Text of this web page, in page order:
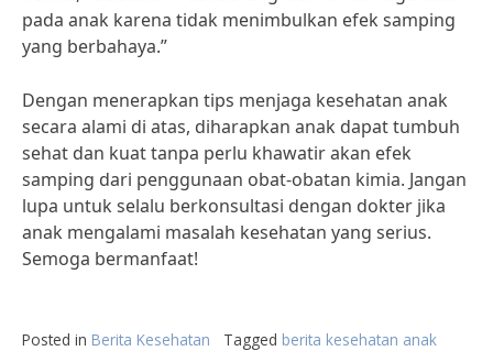
pada anak karena tidak menimbulkan efek samping
yang berbahaya.”
Dengan menerapkan tips menjaga kesehatan anak
secara alami di atas, diharapkan anak dapat tumbuh
sehat dan kuat tanpa perlu khawatir akan efek
samping dari penggunaan obat-obatan kimia. Jangan
lupa untuk selalu berkonsultasi dengan dokter jika
anak mengalami masalah kesehatan yang serius.
Semoga bermanfaat!
Posted in Berita Kesehatan Tagged berita kesehatan anak